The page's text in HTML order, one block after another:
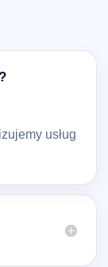
usług